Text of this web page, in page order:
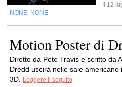
Il 12
NONE NONE
Motion Poster di
Diretto da Pete Travis e scritto da
Dredd uscirà nelle sale
3D.
Leggere il seguito